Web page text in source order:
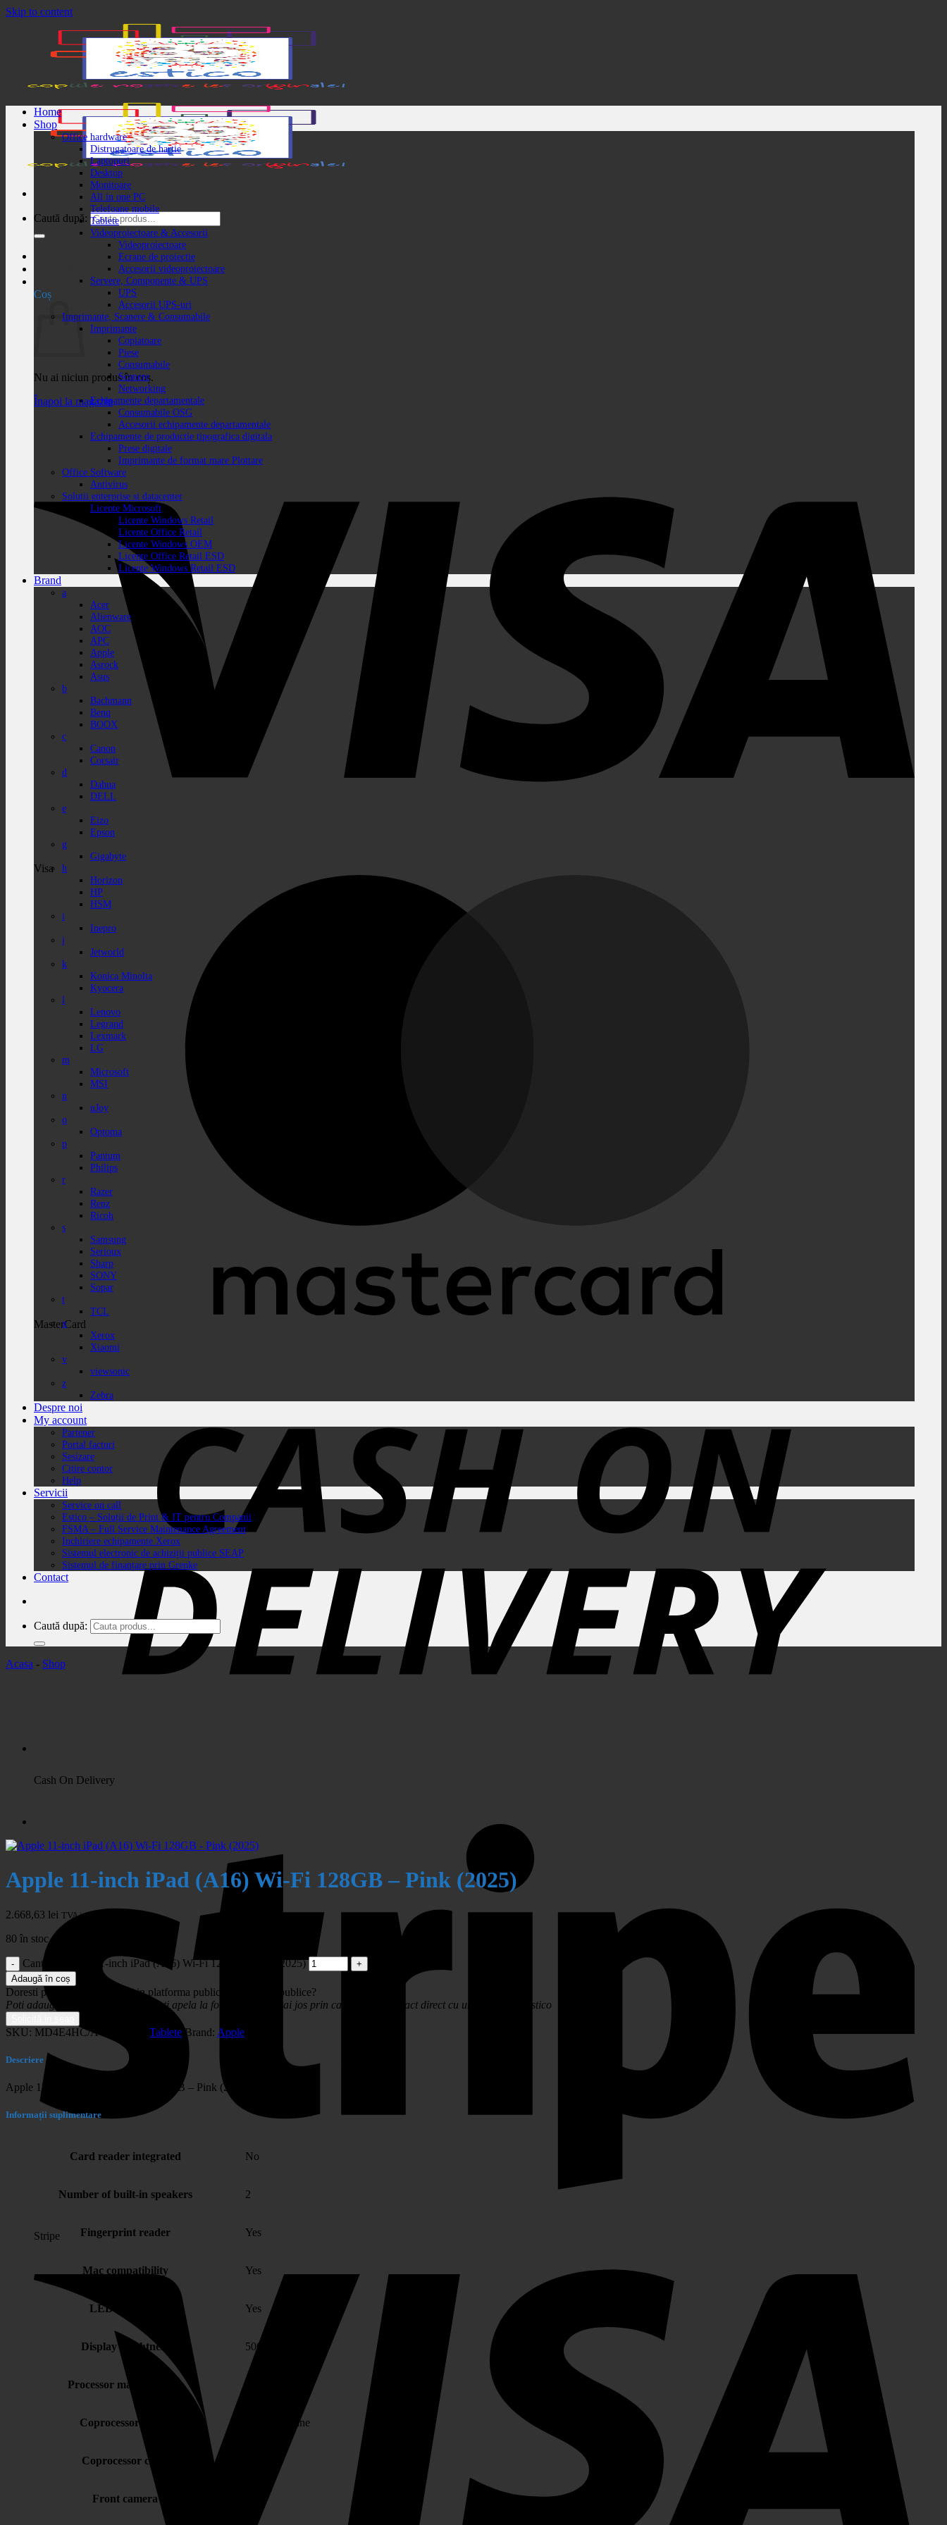
Skip to content
Caută după:
Autentificare / Înregistrare
0,00 lei
Coș
Nu ai niciun produs în coș.
Înapoi la magazin
Visa
MasterCard
Cash On Delivery
Stripe
Home
Shop
Office hardware
Distrugatoare de hartie
Laptopuri
Desktop
Monitoare
All in one PC
Telefoane mobile
Tablete
Videoproiectoare & Accesorii
Videoproiectoare
Ecrane de proiectie
Accesorii videoproiectoare
Servere, Componente & UPS
UPS
Accesorii UPS-uri
Imprimante, Scanere & Consumabile
Imprimante
Copiatoare
Piese
Consumabile
Scanere
Networking
Echipamente departamentale
Consumabile OSG
Accesorii echipamente departamentale
Echipamente de productie tipografica digitala
Prese digitale
Imprimante de format mare Plottare
Office Software
Antivirus
Solutii enterprise si datacenter
Licente Microsoft
Licente Windows Retail
Licente Office Retail
Licente Windows OEM
Licente Office Retail ESD
Licente Windows Retail ESD
Brand
a
Acer
Alienware
AOC
APC
Apple
Asrock
Asus
b
Bachmann
Benq
BOOX
c
Canon
Corsair
d
Dahua
DELL
e
Eizo
Epson
g
Gigabyte
h
Horizon
HP
HSM
i
Inepro
j
Jetworld
k
Konica Minolta
Kyocera
l
Lenovo
Legrand
Lexmark
LG
m
Microsoft
MSI
n
nJoy
o
Optoma
p
Pantum
Philips
r
Razer
Renz
Ricoh
s
Samsung
Serioux
Sharp
SONY
Sopar
t
TCL
x
Xerox
Xiaomi
v
viewsonic
z
Zebra
Despre noi
My account
Partener
Portal facturi
Sesizare
Citire contor
Help
Servicii
Service on call
Estico – Soluții de Print & IT pentru Companii
FSMA – Full Service Maintenance Agreement
Inchiriere echipamente Xerox
Sistemul electronic de achiziții publice SEAP
Sistemul de finanțare prin Grenke
Contact
Caută după:
Acasa - Shop
Apple 11-inch iPad (A16) Wi-Fi 128GB – Pink (2025)
2.668,63 lei TVA inclus.
80 în stoc
Cantitate Apple 11-inch iPad (A16) Wi-Fi 128GB - Pink (2025)
Adaugă în coș
Doresti publicarea articolului in platforma publica de achizitii publice?
Poti adauga produsul in cos sau poti apela la formularul de mai jos prin care vei lua contact direct cu un consultant Estico
SKU: MD4E4HC/A Tablete Brand: Apple
Descriere
Apple 11-inch iPad (A16) Wi-Fi 128GB – Pink (2025)
Informații suplimentare
Card reader integrated No
Number of built-in speakers 2
Fingerprint reader Yes
Mac compatibility Yes
LED backlight Yes
Display brightness 500 cd/m²
Processor manufacturer
Coprocessor model Neural Engine
Coprocessor cores
Front camera